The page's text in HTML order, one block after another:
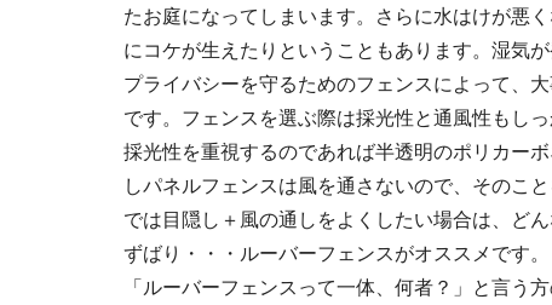
たお庭になってしまいます。さらに水はけが悪
にコケが生えたりということもあります。湿気
プライバシーを守るためのフェンスによって、
です。フェンスを選ぶ際は採光性と通風性もし
採光性を重視するのであれば半透明のポリカー
しパネルフェンスは風を通さないので、そのこ
では目隠し＋風の通しをよくしたい場合は、ど
ずばり・・・ルーバーフェンスがオススメです。
「ルーバーフェンスって一体、何者？」と言う